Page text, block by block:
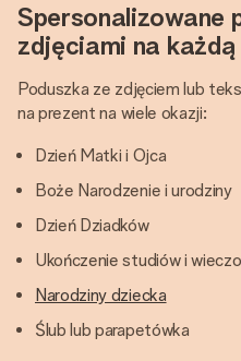
Spersonalizowane
zdjęciami na
Poduszka ze zdjęciem lub
na prezent na wiele okazji:
Dzień Matki i Ojca
Boże Narodzenie i urodziny
Dzień Dziadków
Ukończenie studiów i
Narodziny dziecka
Ślub lub parapetówka